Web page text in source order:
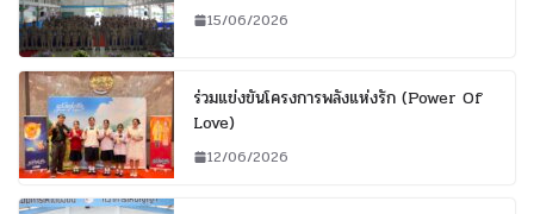
15/06/2026
ร่วมแข่งขันโครงการพลังแห่งรัก (Power Of
Love)
12/06/2026